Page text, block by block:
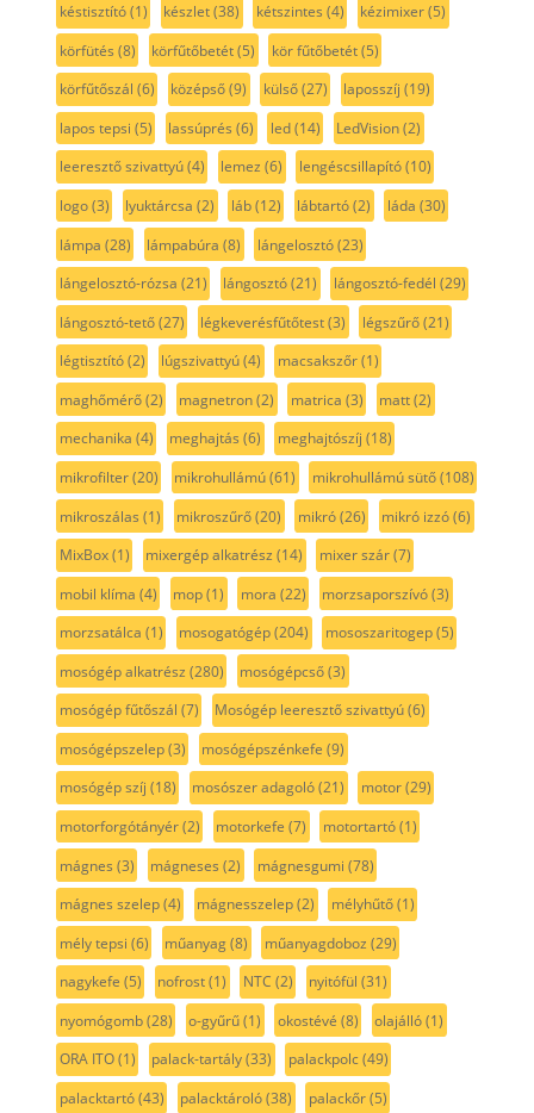
késtisztító(1) készlet(38) kétszintes (4) kézimixer(5)
körfütés (8) körfűtőbetét(5) kör fűtőbetét(5)
körfűtőszál (6) középső(9) külső(27) laposszíj (19)
lapos tepsi (5) lassúprés (6) led(14) LedVision(2)
leeresztő szivattyú(4) lemez (6) lengéscsillapító(10)
logo(3) lyuktárcsa (2) láb(12) lábtartó(2) láda (30)
lámpa (28) lámpabúra (8) lángelosztó(23)
lángelosztó-rózsa (21) lángosztó(21) lángosztó-fedél (29)
lángosztó-tető(27) légkeverésfűtőtest(3) légszűrő(21)
légtisztító(2) lúgszivattyú(4) macsakszőr(1)
maghőmérő(2) magnetron(2) matrica (3) matt(2)
mechanika (4) meghajtás (6) meghajtószíj (18)
mikrofilter(20) mikrohullámú(61) mikrohullámú sütő(108)
mikroszálas (1) mikroszűrő(20) mikró(26) mikró izzó(6)
MixBox(1) mixergép alkatrész (14) mixer szár(7)
mobil klíma (4) mop(1) mora (22) morzsaporszívó(3)
morzsatálca (1) mosogatógép(204) mososzaritogep(5)
mosógép alkatrész (280) mosógépcső(3)
mosógép fűtőszál (7) Mosógép leeresztő szivattyú(6)
mosógépszelep(3) mosógépszénkefe (9)
mosógép szíj (18) mosószer adagoló(21) motor(29)
motorforgótányér(2) motorkefe (7) motortartó(1)
mágnes (3) mágneses (2) mágnesgumi (78)
mágnes szelep(4) mágnesszelep(2) mélyhűtő(1)
mély tepsi (6) műanyag(8) műanyagdoboz (29)
nagykefe (5) nofrost(1) NTC (2) nyitófül (31)
nyomógomb(28) o-gyűrű(1) okostévé (8) olajálló(1)
ORA ITO(1) palack-tartály(33) palackpolc(49)
palacktartó(43) palacktároló(38) palackőr(5)